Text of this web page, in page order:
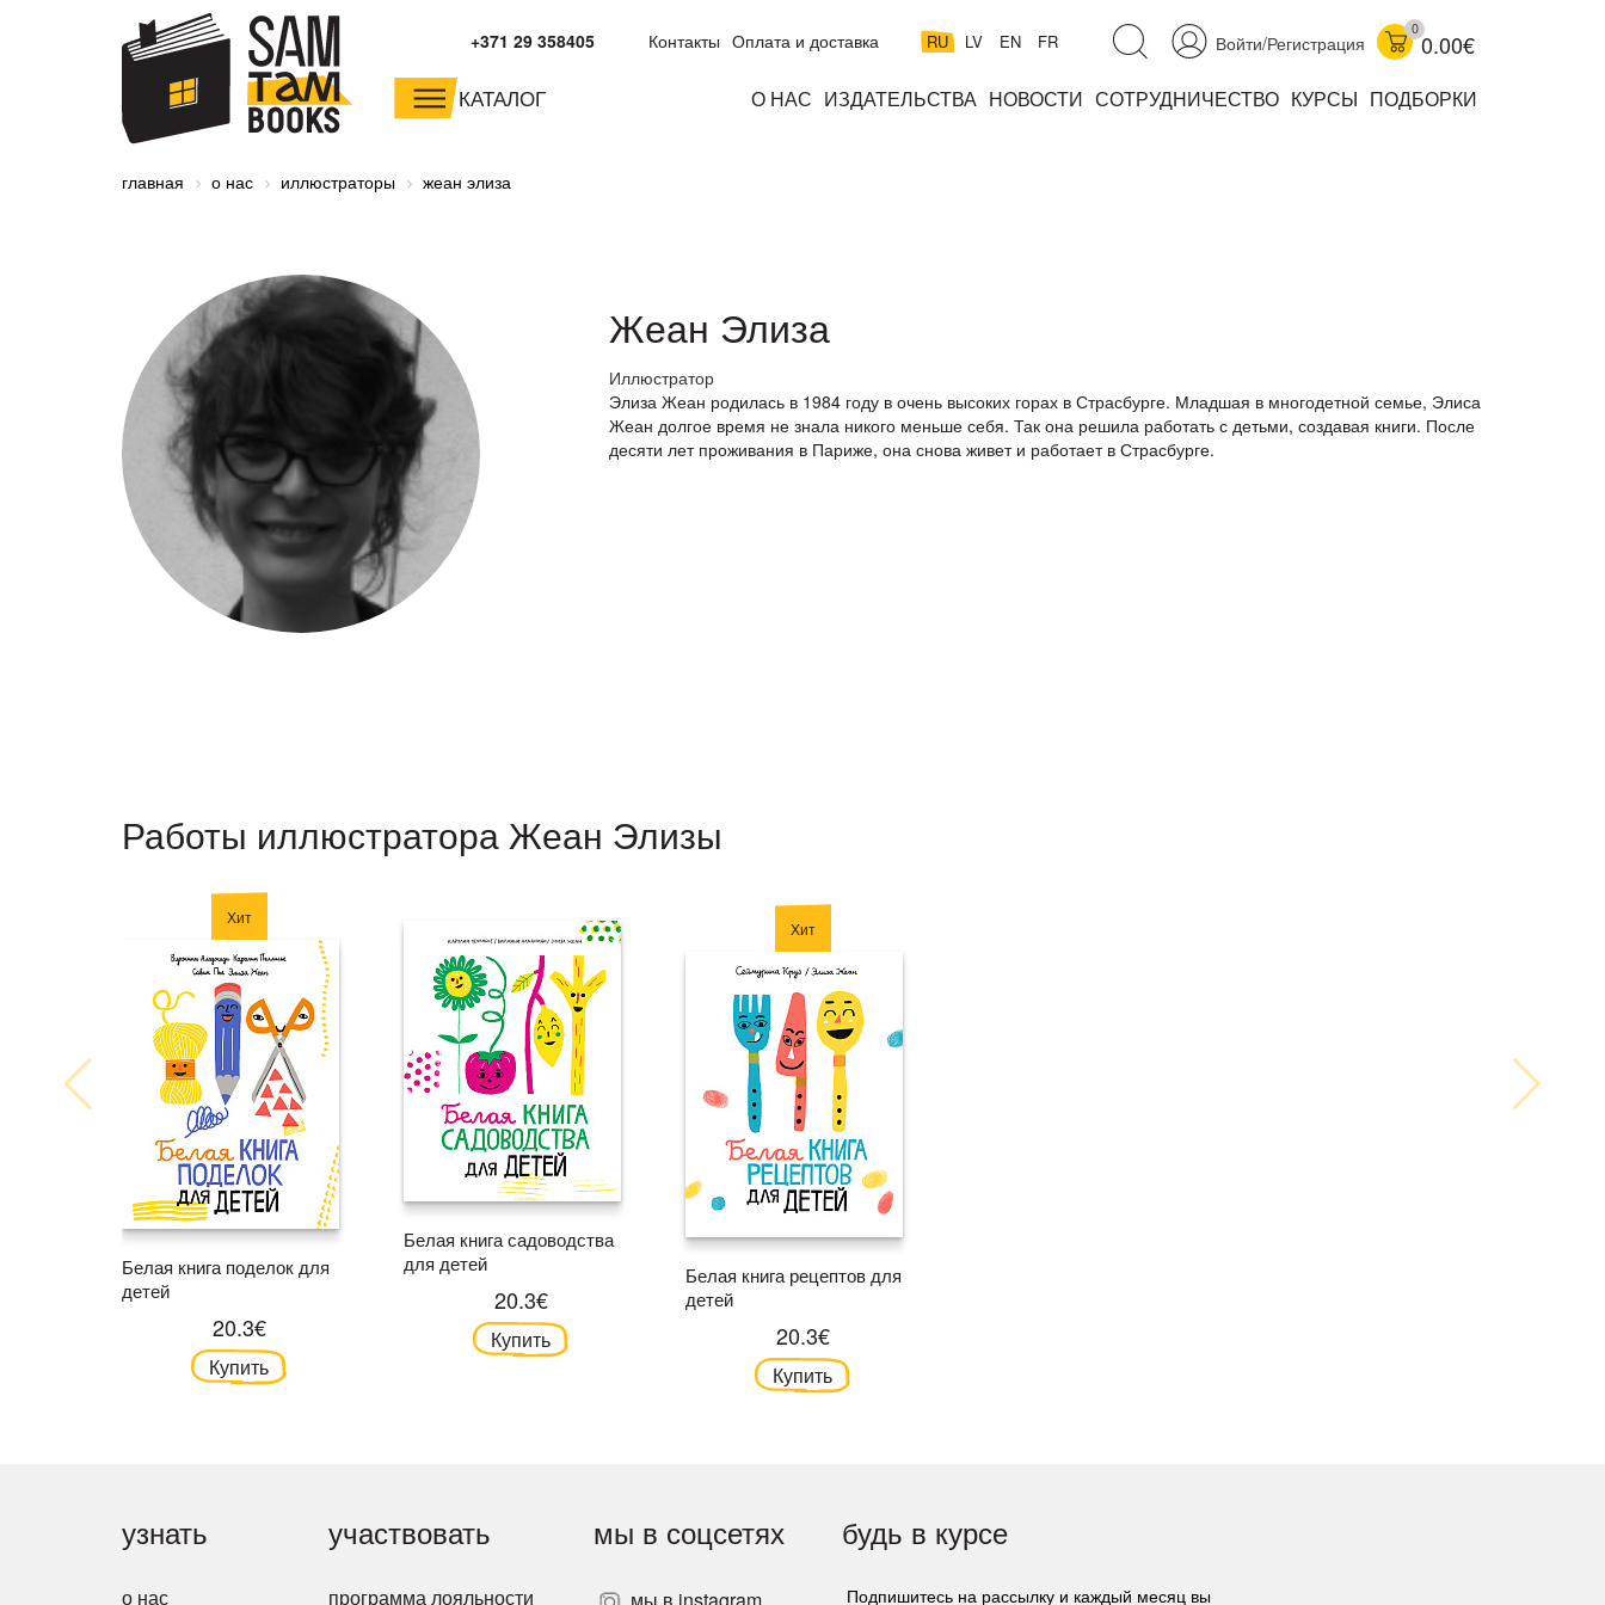
Войти/Регистрация
0
0.00€
RU LV EN FR
Контакты Оплата и доставка
+371 29 358405
КАТАЛОГ О НАС ИЗДАТЕЛЬСТВА НОВОСТИ СОТРУДНИЧЕСТВО КУРСЫ ПОДБОРКИ
малышам и
дошкольникам
младшим школьникам
главная о нас иллюстраторы жеан элиза
Жеан Элиза
Иллюстратор
Элиза Жеан родилась в 1984 году в очень высоких горах в Страсбурге. Младшая в многодетной семье, Элиса
Жеан долгое время не знала никого меньше себя. Так она решила работать с детьми, создавая книги. После
десяти лет проживания в Париже, она снова живет и работает в Страсбурге.
Работы иллюстратора Жеан Элизы
Хит
Белая книга поделок для
детей
20.3€
Купить
Белая книга садоводства
для детей
20.3€
Купить
Хит
Белая книга рецептов для
детей
20.3€
Купить
узнать
о нас
участвовать
программа лояльности
мы в соцсетях
мы в instagram
будь в курсе
Подпишитесь на рассылку и каждый месяц вы